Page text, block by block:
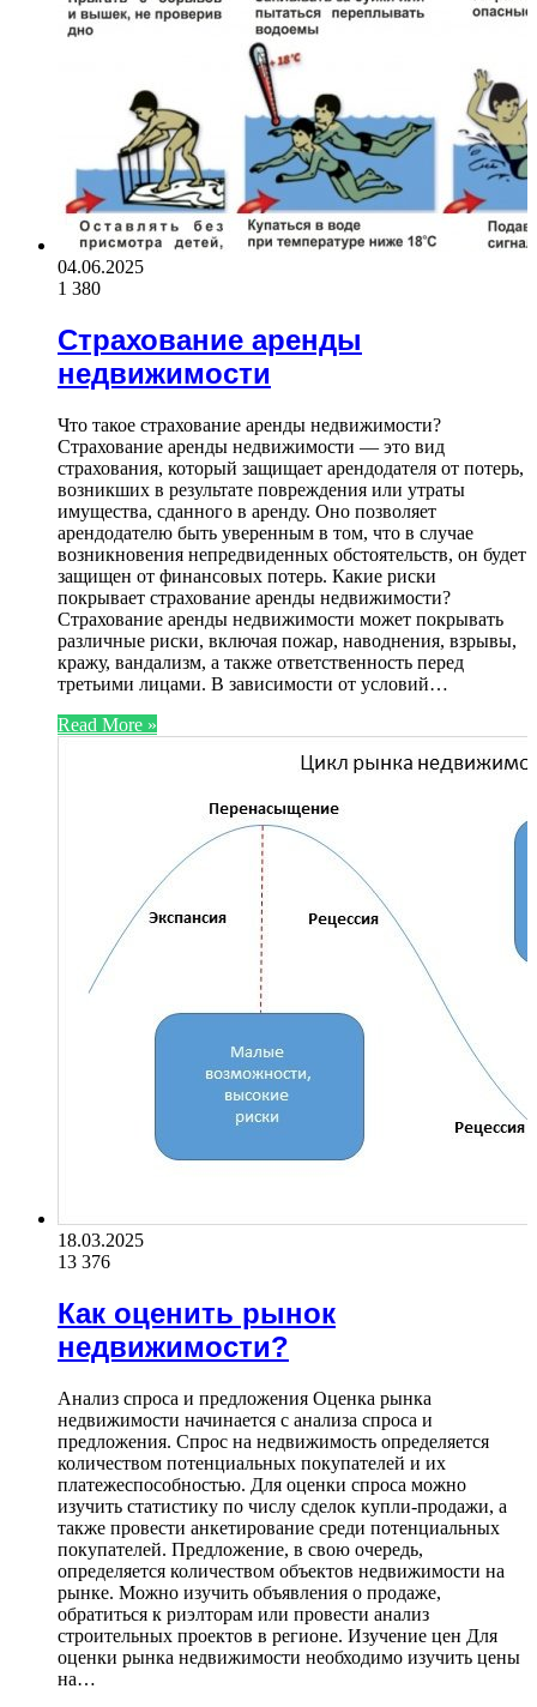
04.06.2025
1 380
Страхование аренды
недвижимости
Что такое страхование аренды недвижимости?
Страхование аренды недвижимости — это вид
страхования, который защищает арендодателя от потерь,
возникших в результате повреждения или утраты
имущества, сданного в аренду. Оно позволяет
арендодателю быть уверенным в том, что в случае
возникновения непредвиденных обстоятельств, он будет
защищен от финансовых потерь. Какие риски
покрывает страхование аренды недвижимости?
Страхование аренды недвижимости может покрывать
различные риски, включая пожар, наводнения, взрывы,
кражу, вандализм, а также ответственность перед
третьими лицами. В зависимости от условий…
Read More »
18.03.2025
13 376
Как оценить рынок
недвижимости?
Анализ спроса и предложения Оценка рынка
недвижимости начинается с анализа спроса и
предложения. Спрос на недвижимость определяется
количеством потенциальных покупателей и их
платежеспособностью. Для оценки спроса можно
изучить статистику по числу сделок купли-продажи, а
также провести анкетирование среди потенциальных
покупателей. Предложение, в свою очередь,
определяется количеством объектов недвижимости на
рынке. Можно изучить объявления о продаже,
обратиться к риэлторам или провести анализ
строительных проектов в регионе. Изучение цен Для
оценки рынка недвижимости необходимо изучить цены
на…